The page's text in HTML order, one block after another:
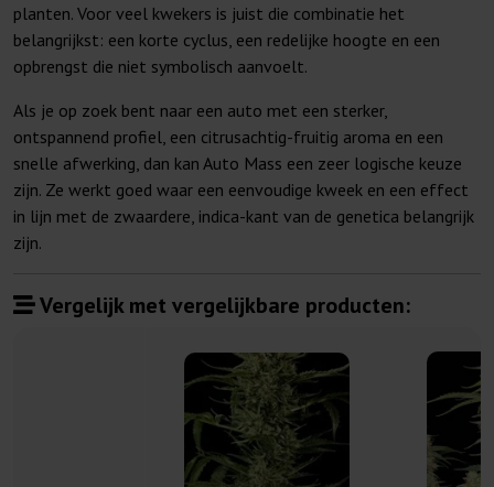
planten. Voor veel kwekers is juist die combinatie het
belangrijkst: een korte cyclus, een redelijke hoogte en een
opbrengst die niet symbolisch aanvoelt.
Als je op zoek bent naar een auto met een sterker,
ontspannend profiel, een citrusachtig-fruitig aroma en een
snelle afwerking, dan kan Auto Mass een zeer logische keuze
zijn. Ze werkt goed waar een eenvoudige kweek en een effect
in lijn met de zwaardere, indica-kant van de genetica belangrijk
zijn.
Vergelijk met vergelijkbare producten: